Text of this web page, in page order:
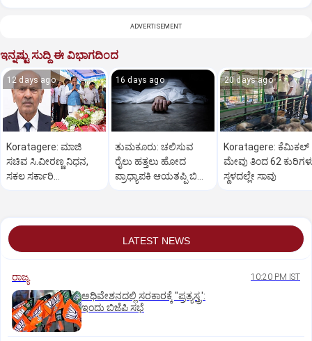
ADVERTISEMENT
ಇನ್ನಷ್ಟು ಸುದ್ದಿ ಈ ವಿಭಾಗದಿಂದ
12 days ago
Koratagere: ಮಾಜಿ
ಸಚಿವ ಸಿ.ವೀರಣ್ಣ ನಿಧನ,
ಸಕಲ ಸರ್ಕಾರಿ
16 days ago
ತುಮಕೂರು: ಚಲಿಸುವ
ರೈಲು ಹತ್ತಲು ಹೋದ
ಪ್ರಾಧ್ಯಾಪಕಿ ಆಯತಪ್ಪಿ ಬಿದ್ದು
20 days ago
Koratagere: ಕೆಮಿಕಲ್
ಮೇವು ತಿಂದ 62
ಸ್ಥಳದಲ್ಲೇ ಸಾವು
LATEST NEWS
ರಾಜ್ಯ 10:20 PM IST
ಅಧಿವೇಶನದಲ್ಲಿ ಸರಕಾರಕ್ಕೆ "ಪ್ರತ್ಯಸ್ತ್ರ':
ಇಂದು ಬಿಜೆಪಿ ಸಭೆ